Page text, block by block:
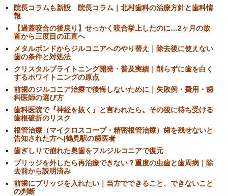
院長コラムも新設 院長コラム｜北村歯科の治療方針と歯科情
報
【過蓋咬合の後戻り】せっかく咬合挙上したのに…2ヶ月の放
置から三度目の正直へ
メタルボンドからジルコニアへのやり替え｜除去後に使えない
歯の条件と対処法
クリスタルブライトニング開発・普及実績｜削らずに歯を白く
するホワイトニングの原点
前歯のジルコニア治療で後悔しないために｜失敗例・費用・歯
科医師の選び方
歯科医院で『神経を抜く』と言われたら。その後に待ち受ける
歯根破折のリスク
根管治療（マイクロスコープ・精密根管治療）歯を残せないと
告知された方へ|鶴見駅の歯医者
歯ぎしりで崩れた奥歯をフルジルコニアで復元
ブリッジを外したら再治療できない？重度の虫歯と歯周病｜除
去前から説明済み
前歯にブリッジを入れたい｜当方でできること、できないこと
の判断